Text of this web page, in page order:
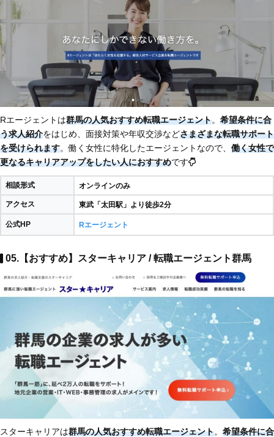
Rエージェントは群馬の人気おすすめ転職エージェント。 希望条件に合
う求人紹介をはじめ、面接対策や年収交渉などさまざまな転職サポート
を受けられます。働く女性に特化したエージェントなので、 働く女性で
更なるキャリアアップをしたい人におすすめです
相談形式 オンラインのみ
アクセス 東武「太田駅」より徒歩2分
公式HP Rエージェント
05.【おすすめ】スターキャリア / 転職エージェント群馬
スターキャリアは群馬の人気おすすめ転職エージェント。 希望条件に合